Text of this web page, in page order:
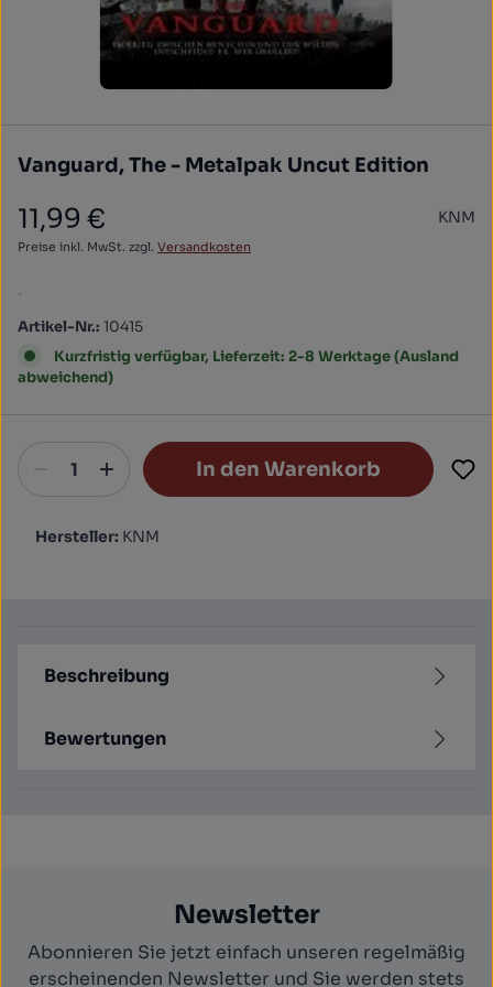
Vanguard, The - Metalpak Uncut Edition
Regulärer Preis:
11,99 €
Preise inkl. MwSt. zzgl. Versandkosten
.
KNM
Artikel-Nr.: 10415
Kurzfristig verfügbar, Lieferzeit: 2-8 Werktage (Ausland
abweichend)
In den Warenkorb
Hersteller: KNM
Beschreibung
Bewertungen
Newsletter
Abonnieren Sie jetzt einfach unseren regelmäßig
erscheinenden Newsletter und Sie werden stets